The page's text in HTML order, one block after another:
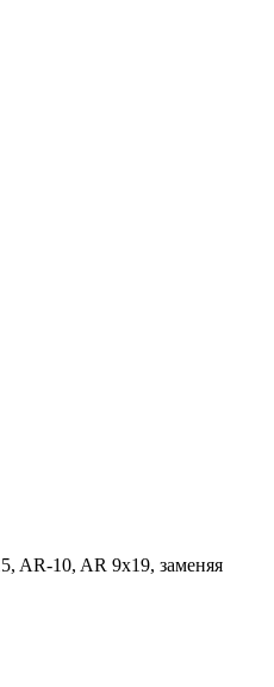
AR-10, AR 9x19, заменяя